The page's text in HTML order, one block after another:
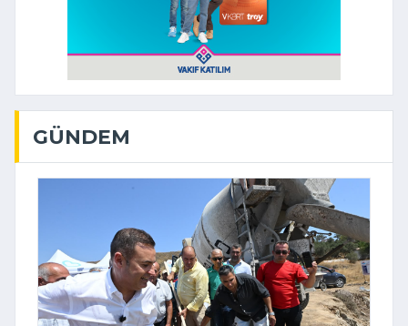
GÜNDEM